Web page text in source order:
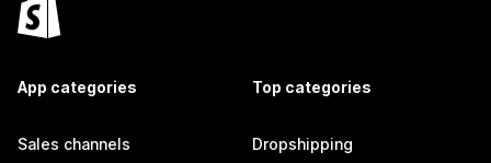
App categories
Sales channels
Top categories
Dropshipping